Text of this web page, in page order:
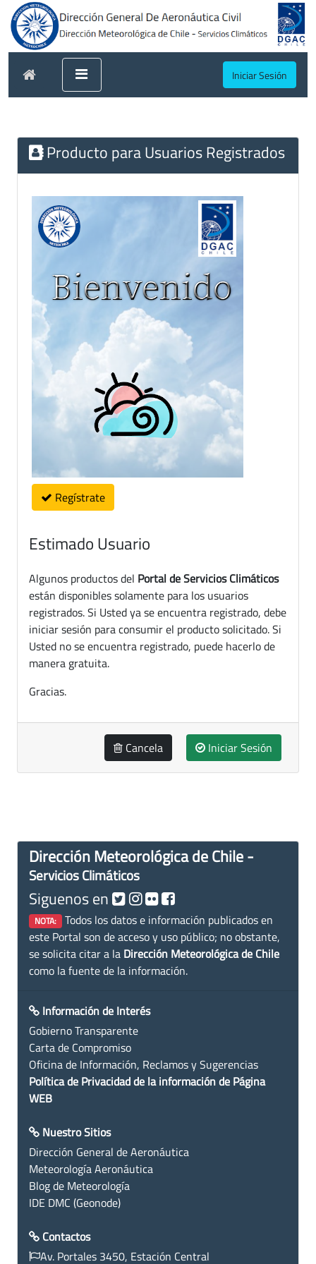
Iniciar Sesión
Producto para Usuarios Registrados
Regístrate
Estimado Usuario
Algunos productos del Portal de Servicios Climáticos
están disponibles solamente para los usuarios
registrados. Si Usted ya se encuentra registrado, debe
iniciar sesión para consumir el producto solicitado. Si
Usted no se encuentra registrado, puede hacerlo de
manera gratuita.
Gracias.
Cancela Iniciar Sesión
Dirección Meteorológica de Chile -
Servicios Climáticos
Siguenos en
NOTA: Todos los datos e información publicados en
este Portal son de acceso y uso público; no obstante,
se solicita citar a la Dirección Meteorológica de Chile
como la fuente de la información.
Información de Interés
Gobierno Transparente
Carta de Compromiso
Oficina de Información, Reclamos y Sugerencias
Política de Privacidad de la información de Página
WEB
Nuestro Sitios
Dirección General de Aeronáutica
Meteorología Aeronáutica
Blog de Meteorología
IDE DMC (Geonode)
Contactos
Av. Portales 3450, Estación Central